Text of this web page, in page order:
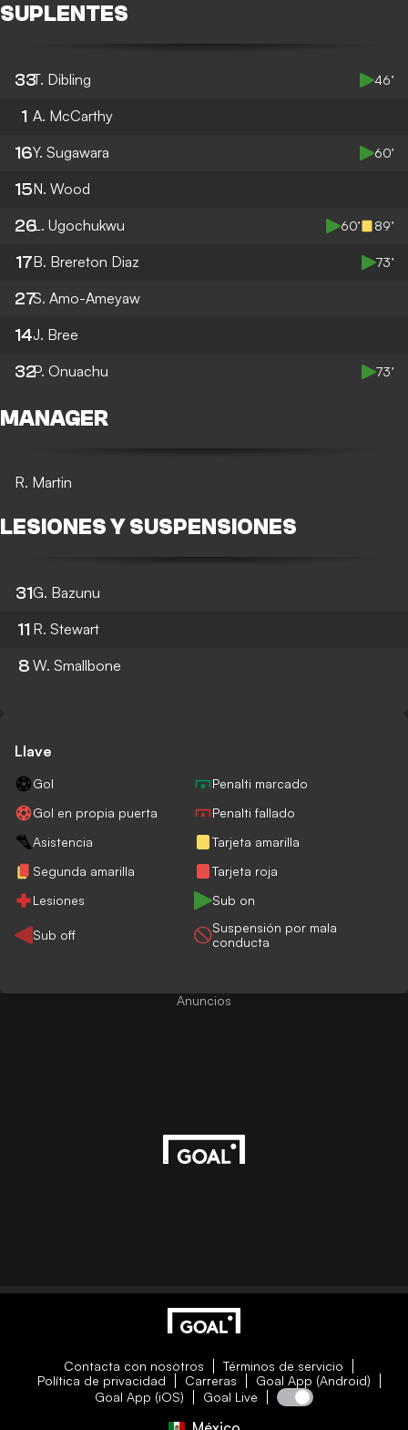
SUPLENTES
33T. Dibling 46’
1 A. McCarthy
16Y. Sugawara 60’
15N. Wood
26L. Ugochukwu 60’ 89’
17B. Brereton Diaz 73’
27S. Amo-Ameyaw
14J. Bree
32P. Onuachu 73’
MANAGER
R. Martin
LESIONES Y SUSPENSIONES
31G. Bazunu
11 R. Stewart
8 W. Smallbone
Llave
Gol
Penalti marcado
Gol en propia puerta
Penalti fallado
Asistencia
Tarjeta amarilla
Segunda amarilla
Tarjeta roja
Lesiones
Sub on
Sub off
Suspensión por mala
conducta
Anuncios
Contacta con nosotros
Términos de servicio
Política de privacidad
Carreras
Goal App (Android)
Goal App (iOS)
Goal Live